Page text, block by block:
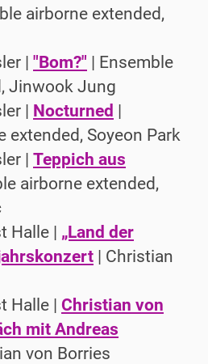
airborne extended,
| "Bom?" | Ensemble
Jinwook Jung
| Nocturned |
extended, Soyeon Park
| Teppich aus
airborne extended,
Halle | „Land der
| Christian
Halle | Christian von
mit Andreas
von Borries